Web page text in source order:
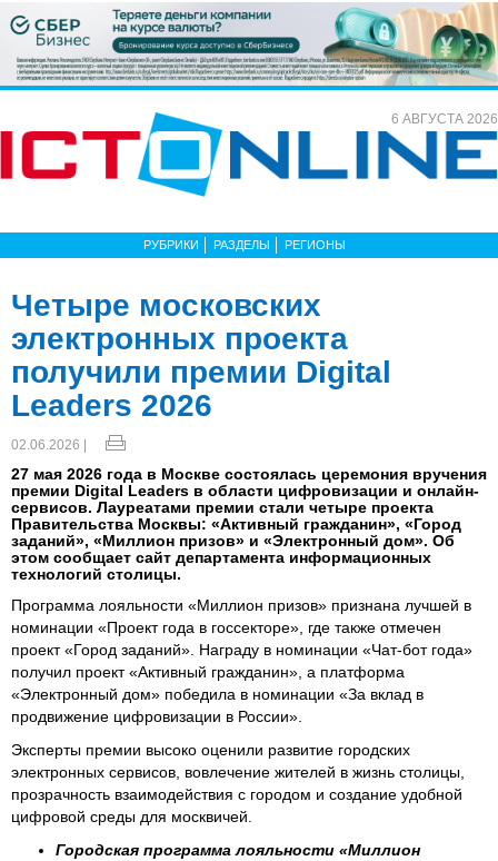
6 АВГУСТА 2026
РУБРИКИ РАЗДЕЛЫ РЕГИОНЫ
Четыре московских
электронных проекта
получили премии Digital
Leaders 2026
02.06.2026 |
27 мая 2026 года в Москве состоялась церемония вручения
премии Digital Leaders в области цифровизации и онлайн-
сервисов. Лауреатами премии стали четыре проекта
Правительства Москвы: «Активный гражданин», «Город
заданий», «Миллион призов» и «Электронный дом». Об
этом сообщает сайт департамента информационных
технологий столицы.
Программа лояльности «Миллион призов» признана лучшей в
номинации «Проект года в госсекторе», где также отмечен
проект «Город заданий». Награду в номинации «Чат-бот года»
получил проект «Активный гражданин», а платформа
«Электронный дом» победила в номинации «За вклад в
продвижение цифровизации в России».
Эксперты премии высоко оценили развитие городских
электронных сервисов, вовлечение жителей в жизнь столицы,
прозрачность взаимодействия с городом и создание удобной
цифровой среды для москвичей.
Городская программа лояльности «Миллион